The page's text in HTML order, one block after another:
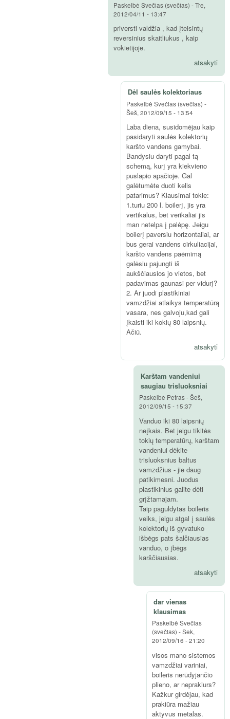
Paskelbė Svečias (svečias) -Tre,
2012/04/11 - 13:47
priversti valdžia , kad įteisintų
reversinius skaitliukus , kaip
vokietijoje.
atsakyti
Dėl saulės kolektoriaus
Paskelbė Svečias (svečias) -
Šeš, 2012/09/15 - 13:54
Laba diena, susidomėjau kaip
pasidaryti saulės kolektorių
karšto vandens gamybai.
Bandysiu daryti pagal tą
schemą, kurį yra kiekvieno
puslapio apačioje. Gal
galėtumėte duoti kelis
patarimus? Klausimai tokie:
1.turiu 200 l. boilerį, jis yra
vertikalus, bet verikaliai jis
man netelpa į palėpę. Jeigu
boilerį paversiu horizontaliai, ar
bus gerai vandens cirkuliacijai,
karšto vandens paėmimą
galėsiu pajungti iš
aukščiausios jo vietos, bet
padavimas gaunasi per vidurį?
2. Ar juodi plastikiniai
vamzdžiai atlaikys temperatūrą
vasara, nes galvoju,kad gali
įkaisti iki kokių 80 laipsnių.
Ačiū.
atsakyti
Karštam vandeniui
saugiau trisluoksniai
Paskelbė Petras-Šeš,
2012/09/15 - 15:37
Vanduo iki 80 laipsnių
neįkais. Bet jeigu tikitės
tokių temperatūrų, karštam
vandeniui dėkite
trisluoksnius baltus
vamzdžius - jie daug
patikimesni. Juodus
plastikinius galite dėti
grįžtamajam.
Taip paguldytas boileris
veiks, jeigu atgal į saulės
kolektorių iš gyvatuko
išbėgs pats šalčiausias
vanduo, o įbėgs
karščiausias.
atsakyti
dar vienas
klausimas
Paskelbė Svečias
(svečias) -Sek,
2012/09/16 - 21:20
visos mano sistemos
vamzdžiai variniai,
boileris nerūdyjančio
plieno, ar neprakiurs?
Kažkur girdėjau, kad
prakiūra mažiau
aktyvus metalas.